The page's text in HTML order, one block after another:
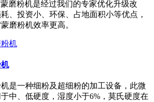
磨粉机是经过我们的专家优化升级改
、投资小、环保、占地面积小等优点，
磨粉机效率更高。
是一种细粉及超细粉的加工设备，此微
中、低硬度，湿度小于6%，莫氏硬度在